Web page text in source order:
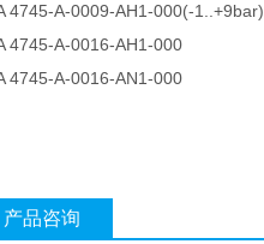
4745-A-0009-AH1-000(-1..+9bar)
4745-A-0016-AH1-000
4745-A-0016-AN1-000
产品咨询